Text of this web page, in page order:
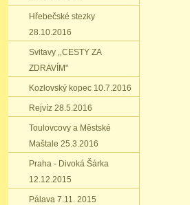
Hřebečské stezky
28.10.2016
Svitavy ‚‚CESTY ZA
ZDRAVÍM"
Kozlovský kopec 10.7.2016
Rejvíz 28.5.2016
Toulovcovy a Městské
Maštale 25.3.2016
Praha - Divoká Šárka
12.12.2015
Pálava 7.11. 2015